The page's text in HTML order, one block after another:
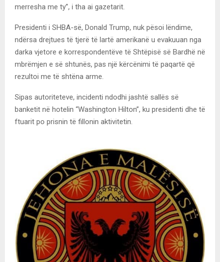
merresha me ty”, i tha ai gazetarit.
Presidenti i SHBA-së, Donald Trump, nuk pësoi lëndime,
ndërsa drejtues të tjerë të lartë amerikanë u evakuuan nga
darka vjetore e korrespondentëve të Shtëpisë së Bardhë në
mbrëmjen e së shtunës, pas një kërcënimi të paqartë që
rezultoi me të shtëna arme.
Sipas autoriteteve, incidenti ndodhi jashtë sallës së
banketit në hotelin “Washington Hilton”, ku presidenti dhe të
ftuarit po prisnin të fillonin aktivitetin.